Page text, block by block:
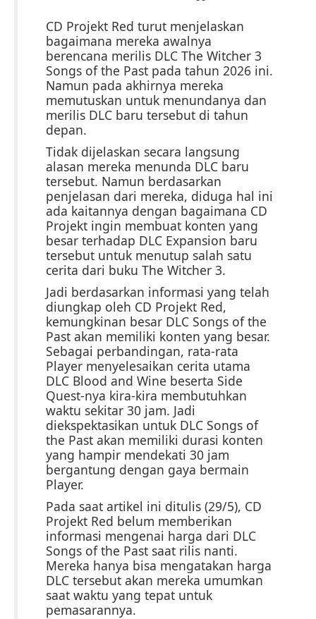
CD Projekt Red turut menjelaskan
bagaimana mereka awalnya
berencana merilis DLC The Witcher 3
Songs of the Past pada tahun 2026 ini.
Namun pada akhirnya mereka
memutuskan untuk menundanya dan
merilis DLC baru tersebut di tahun
depan.
Tidak dijelaskan secara langsung
alasan mereka menunda DLC baru
tersebut. Namun berdasarkan
penjelasan dari mereka, diduga hal ini
ada kaitannya dengan bagaimana CD
Projekt ingin membuat konten yang
besar terhadap DLC Expansion baru
tersebut untuk menutup salah satu
cerita dari buku The Witcher 3.
Jadi berdasarkan informasi yang telah
diungkap oleh CD Projekt Red,
kemungkinan besar DLC Songs of the
Past akan memiliki konten yang besar.
Sebagai perbandingan, rata-rata
Player menyelesaikan cerita utama
DLC Blood and Wine beserta Side
Quest-nya kira-kira membutuhkan
waktu sekitar 30 jam. Jadi
diekspektasikan untuk DLC Songs of
the Past akan memiliki durasi konten
yang hampir mendekati 30 jam
bergantung dengan gaya bermain
Player.
Pada saat artikel ini ditulis (29/5), CD
Projekt Red belum memberikan
informasi mengenai harga dari DLC
Songs of the Past saat rilis nanti.
Mereka hanya bisa mengatakan harga
DLC tersebut akan mereka umumkan
saat waktu yang tepat untuk
pemasarannya.